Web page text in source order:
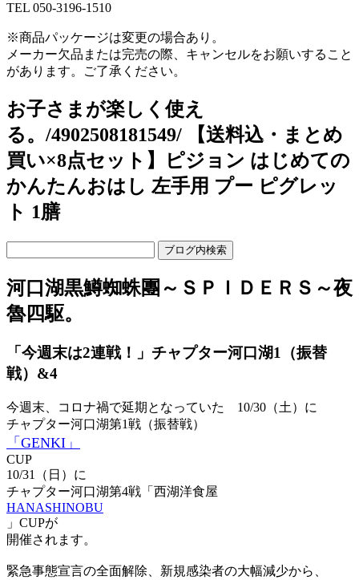
TEL 050-3196-1510
※商品パッケージは変更の場合あり。
メーカー欠品または完売の際、キャンセルをお願いすること
があります。ご了承ください。
お子さまが楽しく使え
る。/4902508181549/ 【送料込・まとめ
買い×8点セット】ピジョン はじめての
かんたんおはし 左手用 プー ピグレッ
ト 1膳
河口湖黒鱒蜘蛛團～ＳＰＩＤＥＲＳ～夜
魯四駆。
「今週末は2連戦！」チャプター河口湖1（振替
戦）&4
今週末、コロナ禍で延期となっていた 10/30（土）に
チャプター河口湖第1戦（振替戦）
「GENKI」
CUP
10/31（日）に
チャプター河口湖第4戦「西湖洋食屋
HANASHINOBU
」CUPが
開催されます。
緊急事態宣言の全面解除、新規感染者の大幅減少から、